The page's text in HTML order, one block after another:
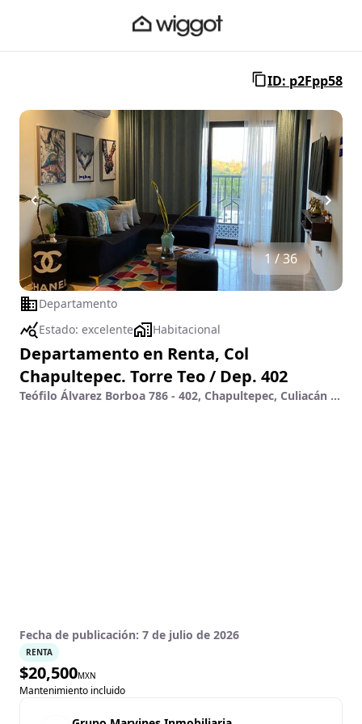
ID: p2Fpp58
1 / 36
Departamento
Estado: excelente Habitacional
Departamento en Renta, Col
Chapultepec. Torre Teo / Dep. 402
Teófilo Álvarez Borboa 786 - 402, Chapultepec, Culiacán Rosales, Sinaloa
Fecha de publicación: 7 de julio de 2026
RENTA
$20,500MXN
Mantenimiento incluido